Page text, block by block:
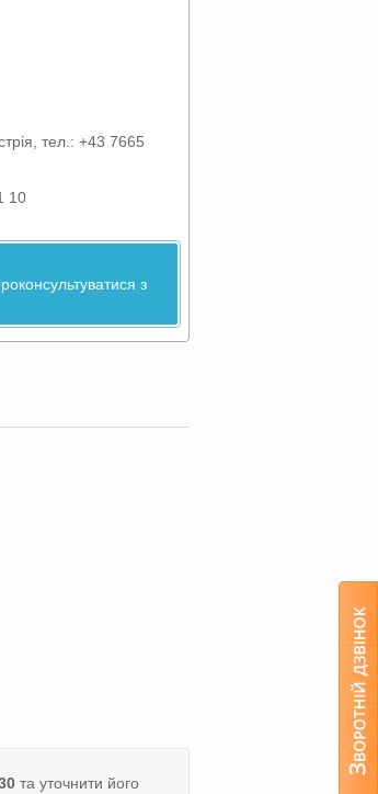
тел.: +43 7665
10
з
та уточнити його